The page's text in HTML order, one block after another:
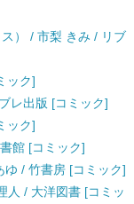
） / 市梨 きみ / リブ
ック]
レ出版 [コミック]
ック]
館 [コミック]
ゆ / 竹書房 [コミック]
人 / 大洋図書 [コミッ